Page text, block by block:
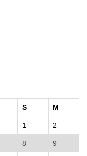
S M
1 2
8 9